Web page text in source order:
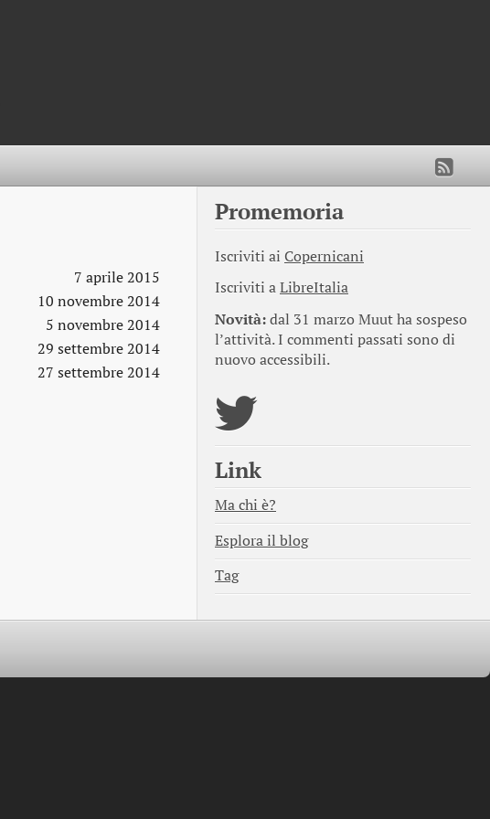
7 aprile 2015
10 novembre 2014
5 novembre 2014
29 settembre 2014
27 settembre 2014
Promemoria
Iscriviti ai Copernicani
Iscriviti aLibreItalia
Novità:dal 31 marzo Muut ha sospeso
l’attività. I commenti passati sono di
nuovo accessibili.
Link
Ma chi è?
Esplora il blog
Tag